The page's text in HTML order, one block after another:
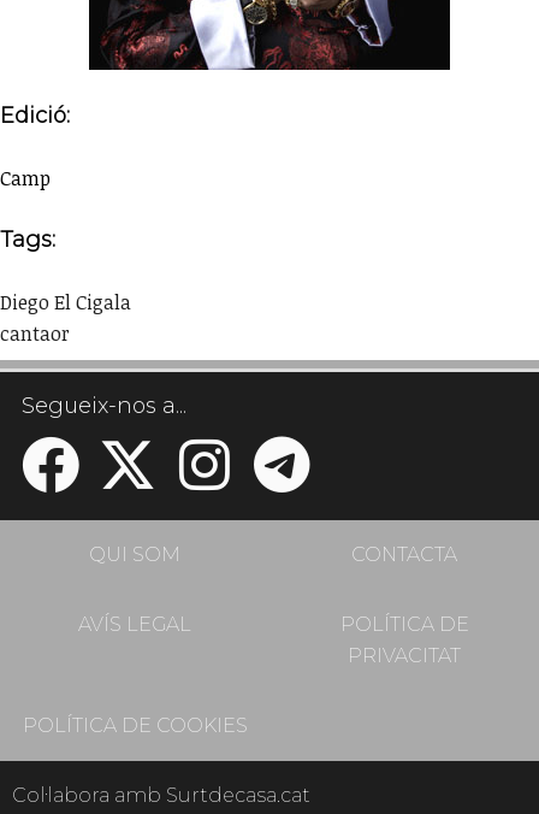
Edició:
Camp
Tags:
Diego El Cigala
cantaor
Segueix-nos a...
QUI SOM CONTACTA
AVÍS LEGAL
POLÍTICA DE
PRIVACITAT
POLÍTICA DE COOKIES
Col·labora amb Surtdecasa.cat